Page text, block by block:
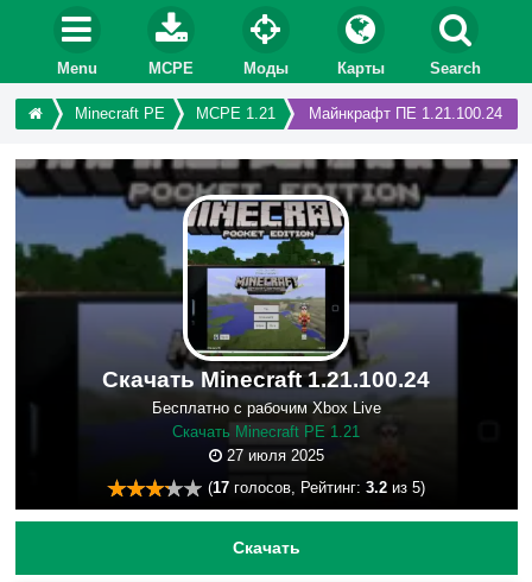
Menu MCPE Моды Карты Search
Minecraft PE MCPE 1.21 Майнкрафт ПЕ 1.21.100.24
Скачать Minecraft 1.21.100.24
Бесплатно с рабочим Xbox Live
Скачать Minecraft PE 1.21
27 июля 2025
(17 голосов, Рейтинг: 3.2 из 5)
Скачать